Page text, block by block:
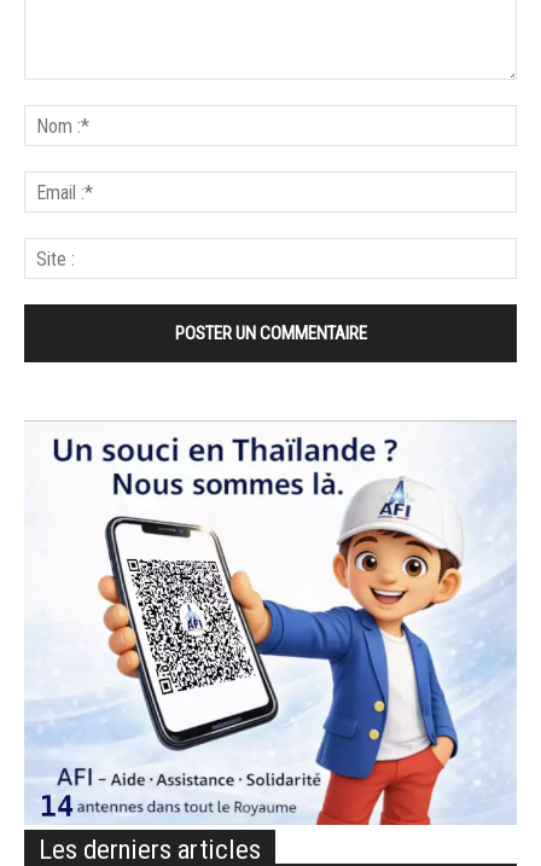
Les derniers articles